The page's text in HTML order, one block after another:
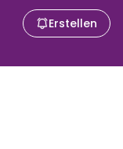
Erstellen